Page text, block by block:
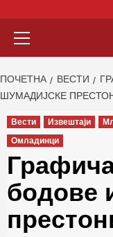
ПОЧЕТНА ВЕСТИ
ШУМАДИЈСКЕ
Вести Извештаји
Омладинци
бодове